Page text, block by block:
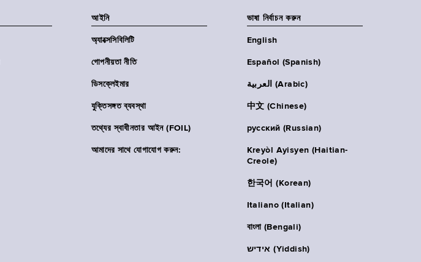
আইনি
অ্যাক্সেসিবিলিটি
গোপনীয়তা নীতি
ডিসক্লেইমার
যুক্তিসঙ্গত ব্যবস্থা
তথ্যের স্বাধীনতার আইন (FOIL)
আমাদের সাথে যোগাযোগ করুন:
ভাষা নির্বাচন করুন
English
Español (Spanish)
العربية (Arabic)
中文 (Chinese)
русский (Russian)
Kreyòl Ayisyen (Haitian-
Creole)
한국어 (Korean)
Italiano (Italian)
বাংলা (Bengali)
אידיש (Yiddish)